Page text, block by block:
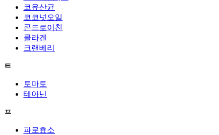
코유산균
코코넛오일
콘드로이친
콜라겐
크랜베리
ㅌ
토마토
테아닌
ㅍ
파로효소